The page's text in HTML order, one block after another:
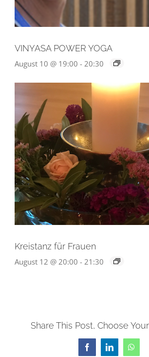
VINYASA POWER YOGA
August 10 @ 19:00 - 20:30
Kreistanz für Frauen
August 12 @ 20:00 - 21:30
Share This Post, Choose
FacebookLinkedIn